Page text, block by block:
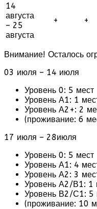
14
августа
– 25
августа
+ +
Внимание! Осталось
03 июля – 14 июля
Уровень 0: 5 мест
Уровень А1: 1
Уровень А2+: 2
(проживание: 6
17 июля – 28июля
Уровень 0: 5 мест
Уровень А1: 4
Уровень А2: 3
Уровень А2/В1: 1
Уровень В2/С1: 5
(проживание: 10